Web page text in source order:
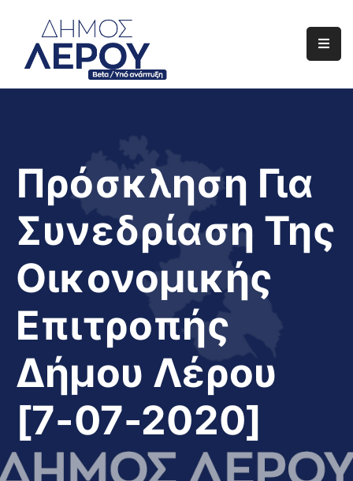
Αρχική
Διαφάνεια
Το
Νησί
Μας
Πρόσκληση Για
Συνεδρίαση Της
Οικονομικής
Επιτροπής
Δήμου Λέρου
[7-07-2020]